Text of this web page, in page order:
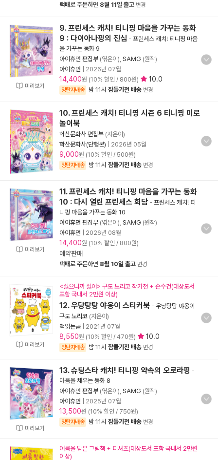
택배로 주문하면 8월 11일 출고 변경
미리보기
9. 프린세스 캐치! 티니핑 마음을 가꾸는 동화
9 : 다이아나핑의 진심 - 프린세스 캐치! 티니핑 마음
을 가꾸는 동화 9
아이휴먼 편집부 (엮은이), SAMG (원작)
아이휴먼
2026년 07월
14,400원 (10% 할인 / 800원) 10.0
양탄자배송 밤 11시 잠들기전 배송 변경
10. 프린세스 캐치! 티니핑 시즌 6 티니핑 미로
놀이북
학산문화사 편집부 (지은이)
학산문화사(단행본)
2026년 05월
9,000원 (10% 할인 / 500원)
양탄자배송 밤 11시 잠들기전 배송 변경
미리보기
11. 프린세스 캐치! 티니핑 마음을 가꾸는 동화
10 : 다시 열린 프린세스 회담 - 프린세스 캐치! 티
니핑 마음을 가꾸는 동화 10
아이휴먼 편집부 (엮은이), SAMG (원작)
아이휴먼
2026년 08월
14,400원 (10% 할인 / 800원)
예약판매
택배로 주문하면 8월 10일 출고 변경
미리보기
<싫으니까 싫어> 구도 노리코 작가전 + 손수건(대상도서
포함 국내서 2만원 이상)
12. 우당탕탕 야옹이 스티커북 - 우당탕탕 야옹이
구도 노리코 (지은이)
책읽는곰
2021년 07월
8,550원 (10% 할인 / 470원) 10.0
양탄자배송 밤 11시 잠들기전 배송 변경
미리보기
13. 슈팅스타 캐치! 티니핑 약속의 오로라핑 -
마음을 채우는 동화 8
아이휴먼 편집부 (엮은이), SAMG (원작)
아이휴먼
2025년 07월
13,500원 (10% 할인 / 750원)
양탄자배송 밤 11시 잠들기전 배송 변경
여름을 담은 그림책 + 티셔츠(대상도서 포함 국내서 2만원
이상)